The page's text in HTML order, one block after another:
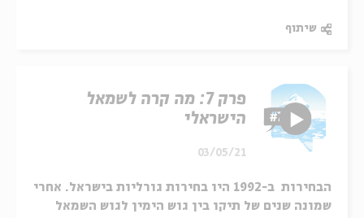
שיתוף
פרק 7: מה קרה לשמאל
הישראלי
03/05/21
הבחירות ב-1992 היו בחירות גורליות בישראל. אחרי
שמונה שנים של תיקו בין גוש הימין לגוש השמאל